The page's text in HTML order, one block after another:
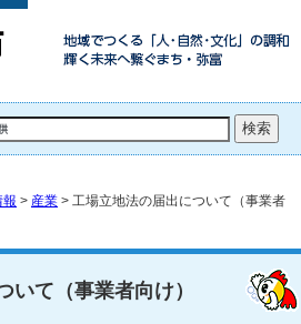
報 > 産業 > 工場立地法の届出について（事業者
いて（事業者向け）